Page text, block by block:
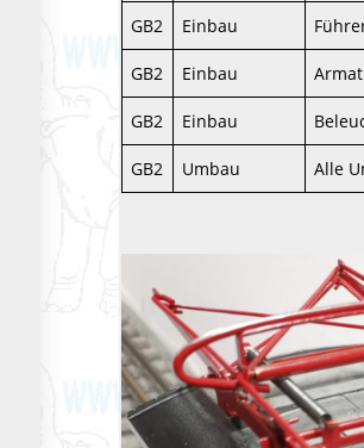
GB2 Einbau
GB2 Einbau
GB2 Einbau
GB2 Umbau Alle